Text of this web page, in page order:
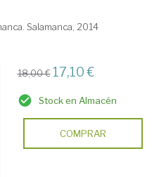
Salamanca, 2014
18,00 € 17,10 €
Stock en Almacén
COMPRAR